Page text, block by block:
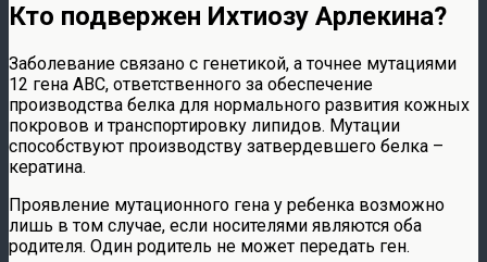
Кто подвержен Ихтиозу Арлекина?
Заболевание связано с генетикой, а точнее мутациями
12 гена АВС, ответственного за обеспечение
производства белка для нормального развития кожных
покровов и транспортировку липидов. Мутации
способствуют производству затвердевшего белка –
кератина.
Проявление мутационного гена у ребенка возможно
лишь в том случае, если носителями являются оба
родителя. Один родитель не может передать ген.